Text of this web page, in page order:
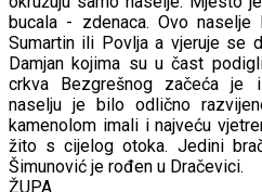
bucala - zdenaca. Ovo
Sumartin ili Povlja a vjeruje se
Damjan kojima su u čast
crkva Bezgrešnog začeća je
naselju je bilo odlično
kamenolom imali i najveću
žito s cijelog otoka. Jedini
Šimunović je rođen u Dračevici.
ŽUPA